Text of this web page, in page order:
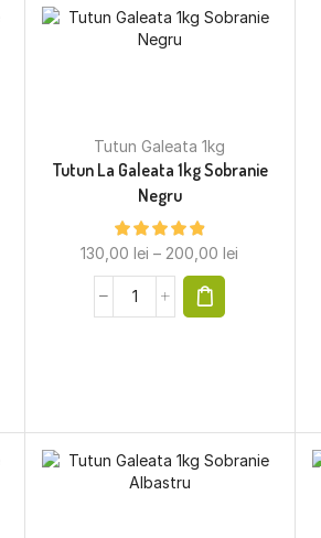
Tutun Galeata 1kg
Tutun La Galeata 1kg Sobranie
Negru
130,00lei – 200,00lei